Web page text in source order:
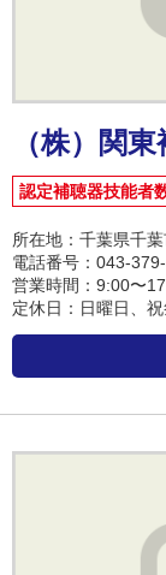
（株）関
認定補聴器技能者
所在地：千葉県千
電話番号：043-
営業時間：9:00〜
定休日：日曜日、